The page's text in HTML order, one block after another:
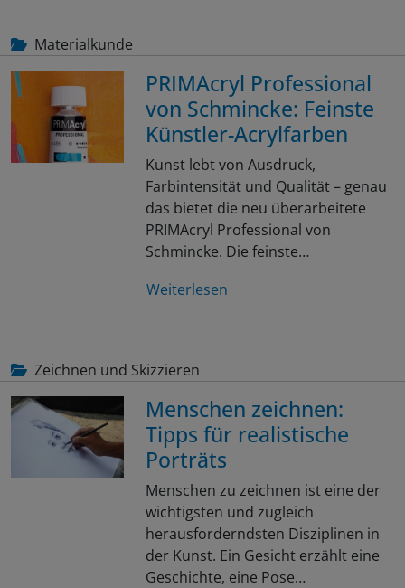
Materialkunde
PRIMAcryl Professional
von Schmincke: Feinste
Künstler-Acrylfarben
Kunst lebt von Ausdruck,
Farbintensität und Qualität – genau
das bietet die neu überarbeitete
PRIMAcryl Professional von
Schmincke. Die feinste…
Weiterlesen
Zeichnen und Skizzieren
Menschen zeichnen:
Tipps für realistische
Porträts
Menschen zu zeichnen ist eine der
wichtigsten und zugleich
herausforderndsten Disziplinen in
der Kunst. Ein Gesicht erzählt eine
Geschichte, eine Pose…